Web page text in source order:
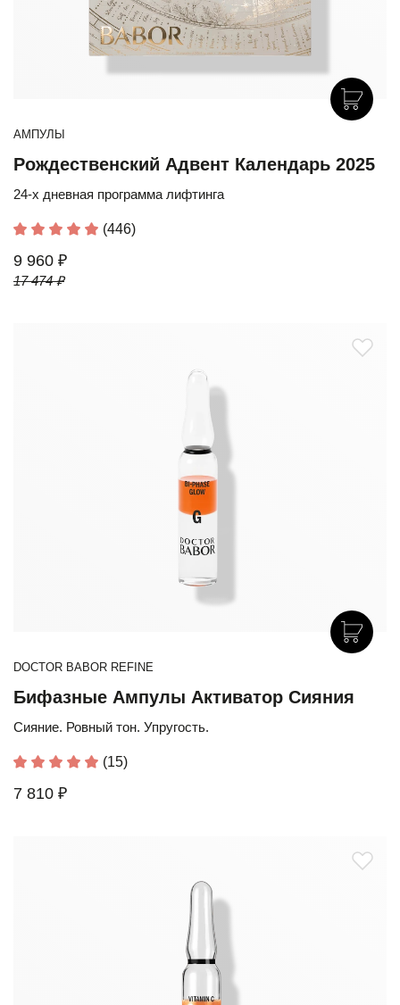
АМПУЛЫ
Рождественский Адвент Календарь 2025
24-х дневная программа лифтинга
(446)
9 960 ₽
17 474 ₽
DOCTOR BABOR REFINE
Бифазные Ампулы Активатор Сияния
Сияние. Ровный тон. Упругость.
(15)
7 810 ₽